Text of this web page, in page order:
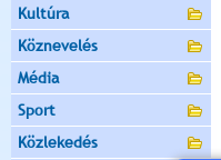
Kultúra
Köznevelés
Média
Sport
Közlekedés